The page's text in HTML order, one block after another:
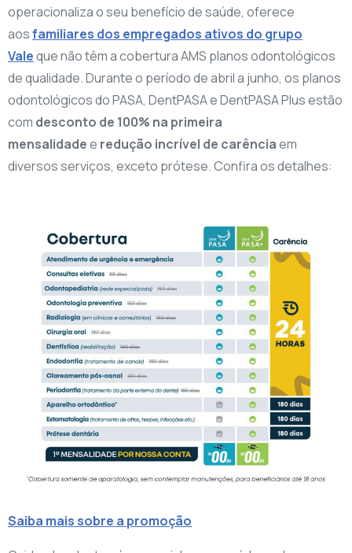
operacionaliza o seu benefício de saúde, oferece
aosfamiliares dos empregados ativos do grupo
Valeque não têm a cobertura AMS planos odontológicos
de qualidade. Durante o período de abril a junho, os planos
odontológicos do PASA, DentPASA e DentPASA Plus estão
com desconto de 100% na primeira
mensalidadee redução incrível de carênciaem
diversos serviços, exceto prótese. Confira os detalhes:
Saiba mais sobre a promoção